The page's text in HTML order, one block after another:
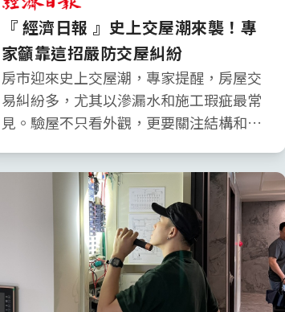
『 經濟日報 』史上交屋潮來襲！專
家籲靠這招嚴防交屋糾紛
房市迎來史上交屋潮，專家提醒，房屋交
易糾紛多，尤其以滲漏水和施工瑕疵最常
見。驗屋不只看外觀，更要關注結構和功
流程的驗屋團隊，利用科技驗屋的精準
度，24小時內產出完整報告，並提供法律
諮詢和合約審核，協助屋主釐清責任歸
屬，保障權益，避免日後爭議。